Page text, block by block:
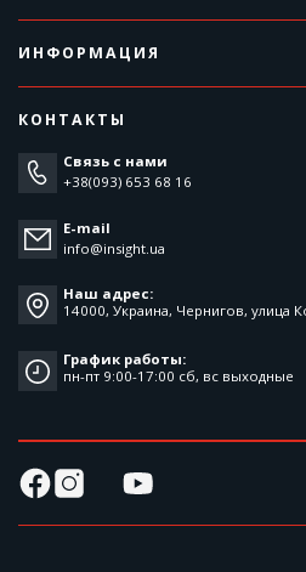
ИНФОРМАЦИЯ
КОНТАКТЫ
Связь с нами
+38(093) 653 68 16
E-mail
info@insight.ua
Наш адрес:
14000, Украина, Чернигов, улица
График работы:
пн-пт 9:00-17:00 cб, вс выходные